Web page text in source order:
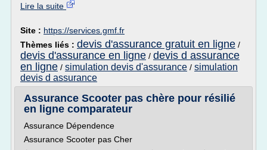
Lire la suite
Site : https://services.gmf.fr
Thèmes liés : devis d'assurance gratuit en ligne /
devis d'assurance en ligne / devis d assurance
en ligne / simulation devis d'assurance / simulation
devis d assurance
Assurance Scooter pas chère pour résilié
en ligne comparateur
Assurance Dépendence
Assurance Scooter pas Cher